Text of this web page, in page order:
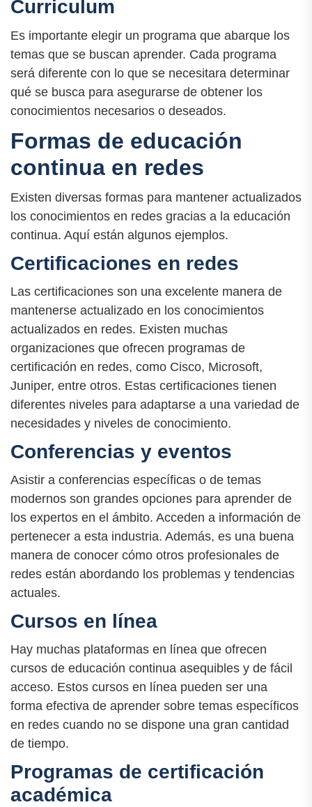
Curriculum
Es importante elegir un programa que abarque los
temas que se buscan aprender. Cada programa
será diferente con lo que se necesitara determinar
qué se busca para asegurarse de obtener los
conocimientos necesarios o deseados.
Formas de educación
continua en redes
Existen diversas formas para mantener actualizados
los conocimientos en redes gracias a la educación
continua. Aquí están algunos ejemplos.
Certificaciones en redes
Las certificaciones son una excelente manera de
mantenerse actualizado en los conocimientos
actualizados en redes. Existen muchas
organizaciones que ofrecen programas de
certificación en redes, como Cisco, Microsoft,
Juniper, entre otros. Estas certificaciones tienen
diferentes niveles para adaptarse a una variedad de
necesidades y niveles de conocimiento.
Conferencias y eventos
Asistir a conferencias específicas o de temas
modernos son grandes opciones para aprender de
los expertos en el ámbito. Acceden a información de
pertenecer a esta industria. Además, es una buena
manera de conocer cómo otros profesionales de
redes están abordando los problemas y tendencias
actuales.
Cursos en línea
Hay muchas plataformas en línea que ofrecen
cursos de educación continua asequibles y de fácil
acceso. Estos cursos en línea pueden ser una
forma efectiva de aprender sobre temas específicos
en redes cuando no se dispone una gran cantidad
de tiempo.
Programas de certificación
académica